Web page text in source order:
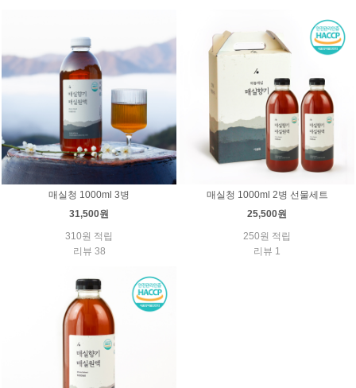
매실청 1000ml 3병
31,500원
310원 적립
리뷰 38
매실청 1000ml 2병 선물세트
25,500원
250원 적립
리뷰 1